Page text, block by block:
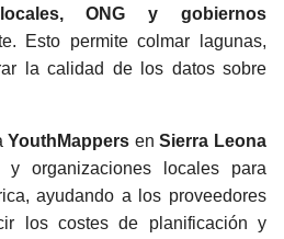
ONG y gobiernos
Esto permite colmar lagunas,
la calidad de los datos sobre
YouthMappers enSierra Leona
y organizaciones locales para
ayudando a los proveedores
los costes de planificación y